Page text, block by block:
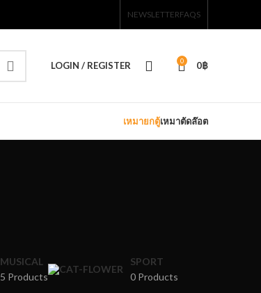
NEWSLETTERFAQS
LOGIN / REGISTER 0 0฿
เหมายกตู้เหมาตัดล๊อต
MUSICAL
5 Products
SPORT
0 Products